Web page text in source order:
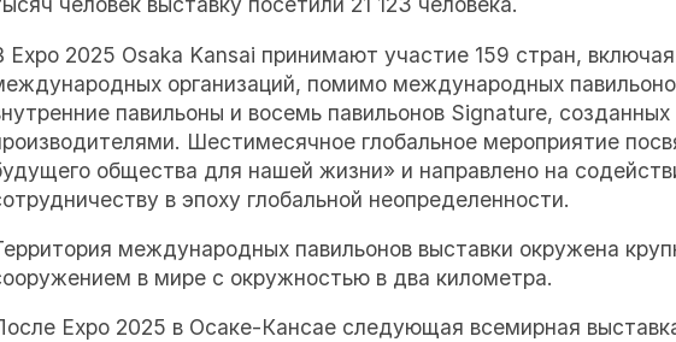
Expo 2025 Osaka Kansai принимают участие 159 стран,
организаций, помимо международных
павильоны и восемь павильонов Signature,
Шестимесячное глобальное мероприятие
общества для нашей жизни» и направлено на
в эпоху глобальной неопределенности.
международных павильонов выставки окружена
в мире с окружностью в два километра.
Expo 2025 в Осаке-Кансае следующая всемирная